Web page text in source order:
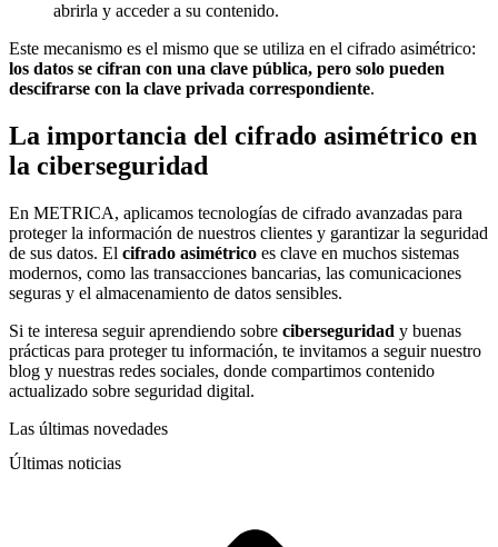
abrirla y acceder a su contenido.
Este mecanismo es el mismo que se utiliza en el cifrado asimétrico:
los datos se cifran con una clave pública, pero solo pueden
descifrarse con la clave privada correspondiente.
La importancia del cifrado asimétrico en
la ciberseguridad
En METRICA, aplicamos tecnologías de cifrado avanzadas para
proteger la información de nuestros clientes y garantizar la seguridad
de sus datos. El cifrado asimétrico es clave en muchos sistemas
modernos, como las transacciones bancarias, las comunicaciones
seguras y el almacenamiento de datos sensibles.
Si te interesa seguir aprendiendo sobre ciberseguridad y buenas
prácticas para proteger tu información, te invitamos a seguir nuestro
blog y nuestras redes sociales, donde compartimos contenido
actualizado sobre seguridad digital.
Las últimas novedades
Últimas noticias